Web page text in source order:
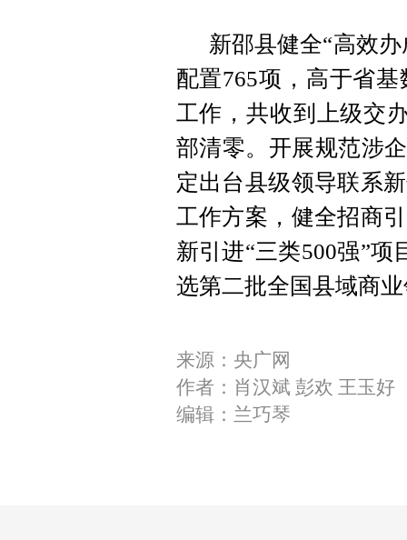
新邵县健全“高效
配置765项，高于省
工作，共收到上级交
部清零。开展规范涉
定出台县级领导联系
工作方案，健全招商
新引进“三类500强”
选第二批全国县域商
来源：央广网
作者：肖汉斌 彭欢 王玉好
编辑：兰巧琴